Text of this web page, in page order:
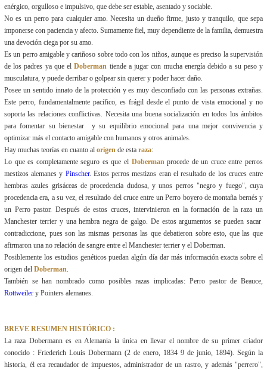
enérgico, orgulloso e impulsivo, que debe ser estable, asentado y sociable.
No es un perro para cualquier amo. Necesita un dueño firme, justo y tranquilo, que sepa
imponerse con paciencia y afecto. Sumamente fiel, muy dependiente de la familia, demuestra
una devoción ciega por su amo.
Es un perro amigable y cariñoso sobre todo con los niños, aunque es preciso la supervisión
de los padres ya que elDoberman tiende a jugar con mucha energía debido a su peso y
musculatura, y puede derribar o golpear sin querer y poder hacer daño.
Posee un sentido innato de la protección y es muy desconfiado con las personas extrañas.
Este perro, fundamentalmente pacífico, es frágil desde el punto de vista emocional y no
soporta las relaciones conflictivas. Necesita una buena socialización en todos los ámbitos
para fomentar su bienestar y su equilibrio emocional para una mejor convivencia y
optimizar más el contacto amigable con humanos y otros animales.
Hay muchas teorías en cuanto al origen de esta raza:
Lo que es completamente seguro es que el Dobermanprocede de un cruce entre perros
mestizos alemanes y Pinscher. Estos perros mestizos eran el resultado de los cruces entre
hembras azules grisáceas de procedencia dudosa, y unos perros "negro y fuego", cuya
procedencia era, a su vez, el resultado del cruce entre un Perro boyero de montaña bernés y
un Perro pastor. Después de estos cruces, intervinieron en la formación de la raza un
Manchester terrier y una hembra negra de galgo. De estos argumentos se pueden sacar
contradiccione, pues son las mismas personas las que debatieron sobre esto, que las que
afirmaron una no relación de sangre entre el Manchester terrier y el Doberman.
Posiblemente los estudios genéticos puedan algún día dar más información exacta sobre el
origen del Doberman.
También se han nombrado como posibles razas implicadas: Perro pastor de Beauce,
Rottweiler y Pointers alemanes.
BREVE RESUMEN HISTÓRICO :
La raza Dobermann es en Alemania la única en llevar el nombre de su primer criador
conocido : Friederich Louis Dobermann (2 de enero, 1834 9 de junio, 1894). Según la
historia, él era recaudador de impuestos, administrador de un rastro, y además "perrero",